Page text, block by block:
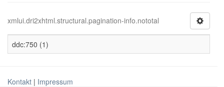
xmlui.dri2xhtml.structural.pagination-info.nototal
ddc:750 (1)
Kontakt | Impressum